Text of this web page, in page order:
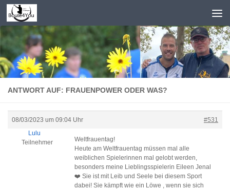
Zum Inhalt springen
ANTWORT AUF: FRAUENPOWER ODER WAS?
08/03/2023 um 09:04 Uhr
#531
Lulu
Teilnehmer
Weltfrauentag!
Heute am Weltfrauentag müssen mal alle
weiblichen Spielerinnen mal gelobt werden,
besonders meine Lieblingsspielerin Eileen Jenal
❤️ Sie ist mit Leib und Seele bei diesem Sport
dabei! Sie kämpft wie ein Löwe , wenn sie sich